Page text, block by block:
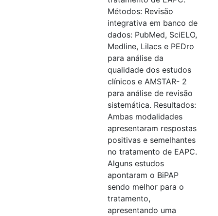
Métodos: Revisão
integrativa em banco de
dados: PubMed, SciELO,
Medline, Lilacs e PEDro
para análise da
qualidade dos estudos
clínicos e AMSTAR- 2
para análise de revisão
sistemática. Resultados:
Ambas modalidades
apresentaram respostas
positivas e semelhantes
no tratamento de EAPC.
Alguns estudos
apontaram o BiPAP
sendo melhor para o
tratamento,
apresentando uma